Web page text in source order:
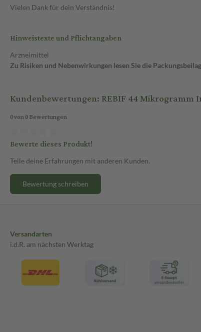
Vielen Dank für dein Verständnis!
Hinweistexte und Pflichtangaben
Arzneimittel
Zu Risiken und Nebenwirkungen lesen Sie die
Kundenbewertungen: REBIF 44 Mikrogramm
0 von 0 Bewertungen
Bewerte dieses Produkt!
Teile deine Erfahrungen mit anderen Kunden.
Bewertung schreiben
Versandarten
i.d.R. am nächsten Werktag